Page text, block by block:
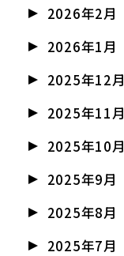
2026年2月
2026年1月
2025年12月
2025年11月
2025年10月
2025年9月
2025年8月
2025年7月